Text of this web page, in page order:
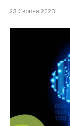
23 Серпня 2023